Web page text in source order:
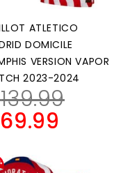
ATLETICO
DOMICILE
VERSION VAPOR
2023-2024
139.99
69.99